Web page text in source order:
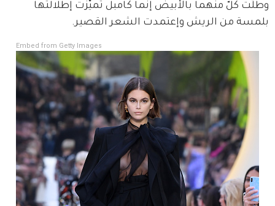
وطلّت كلّ منهما بالأبيض إنّما كامبل تميّزت إطلالتها
بلمسة من الريش وإعتمدت الشعر القصير.
Embed from Getty Images